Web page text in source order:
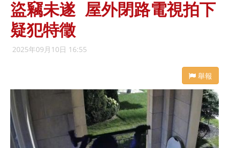
盜竊未遂 屋外閉路電視拍下
疑犯特徵
2025年09月10日 16:55
舉報